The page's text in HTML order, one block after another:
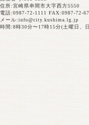
住所:宮崎県串間市大字西方5550
電話:0987-72-1111 FAX:0987-72-
メール:info@city.kushima.lg.jp
時間:8時30分〜17時15分(土曜日、